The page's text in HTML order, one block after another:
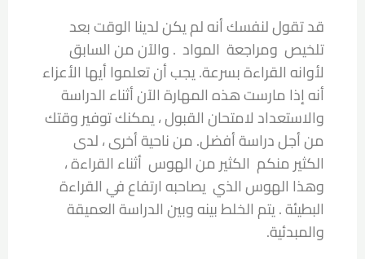
قد تقول لنفسك أنه لم يكن لدينا الوقت بعد
تلخيص ومراجعة المواد . والآن من السابق
لأوانه القراءة بسرعة. يجب أن تعلموا أيها الأعزاء
أنه إذا مارست هذه المهارة الآن أثناء الدراسة
والاستعداد لامتحان القبول ، يمكنك توفير وقتك
من أجل دراسة أفضل. من ناحية أخرى ، لدى
الكثير منكم الكثير من الهوس أثناء القراءة ،
وهذا الهوس الذي يصاحبه ارتفاع في القراءة
البطيئة . يتم الخلط بينه وبين الدراسة العميقة
والمبدئية.